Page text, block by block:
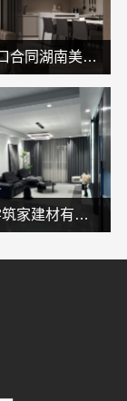
0增项闭口合同湖南美学筑家建材有限公司局部改造
湖南美学筑家建材有限公司别墅装修源头直供